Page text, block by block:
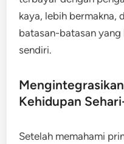
kaya, lebih bermakna,
batasan-batasan
sendiri.
Kehidupan
Setelah memahami